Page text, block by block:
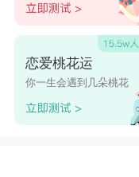
恋爱桃花运
你一生会遇到几朵桃花